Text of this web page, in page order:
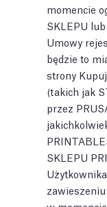
momencie
SKLEPU
Umowy
będzie to
strony
(takich jak
przez
SKLEPU